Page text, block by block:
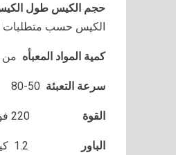
حجم الكيس طول
الكيس حسب متطلبات
كمية المواد المعبأه من 5 جرام حتي 250 جرام و يمكن تعديله حتي 500 جرام
سرعة التعبئة 50
القوة
الباور